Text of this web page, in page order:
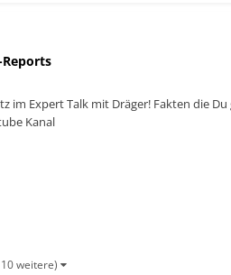
im Expert Talk mit Dräger! Fakten die
Kanal
weitere)